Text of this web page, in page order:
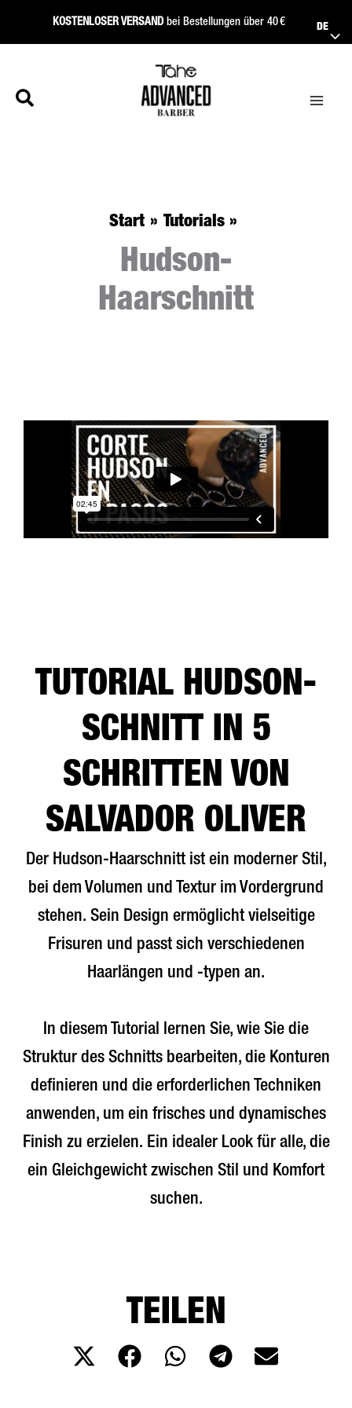
Inhalt
KOSTENLOSER VERSANDbei Bestellungen über 40 € DE
Start Tutorials
Hudson-
Haarschnitt
TUTORIAL HUDSON-
SCHNITT IN 5
SCHRITTEN VON
SALVADOR OLIVER
Der Hudson-Haarschnitt ist ein moderner Stil,
bei dem Volumen und Textur im Vordergrund
stehen. Sein Design ermöglicht vielseitige
Frisuren und passt sich verschiedenen
Haarlängen und -typen an.
In diesem Tutorial lernen Sie, wie Sie die
Struktur des Schnitts bearbeiten, die Konturen
definieren und die erforderlichen Techniken
anwenden, um ein frisches und dynamisches
Finish zu erzielen. Ein idealer Look für alle, die
ein Gleichgewicht zwischen Stil und Komfort
suchen.
TEILEN